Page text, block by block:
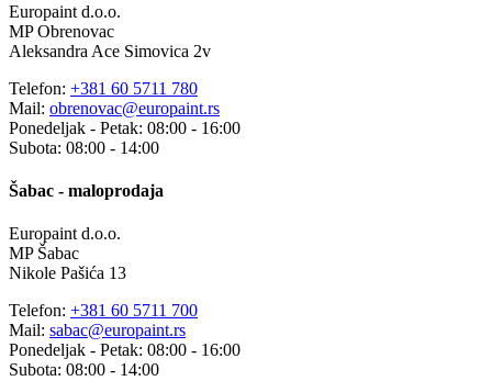
Europaint d.o.o.
MP Obrenovac
Aleksandra Ace Simovica 2v
Telefon: +381 60 5711 780
Mail: obrenovac@europaint.rs
Ponedeljak - Petak: 08:00 - 16:00
Subota: 08:00 - 14:00
Šabac - maloprodaja
Europaint d.o.o.
MP Šabac
Nikole Pašića 13
Telefon: +381 60 5711 700
Mail: sabac@europaint.rs
Ponedeljak - Petak: 08:00 - 16:00
Subota: 08:00 - 14:00